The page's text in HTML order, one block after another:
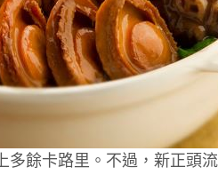
餘卡路里。不過，新正頭